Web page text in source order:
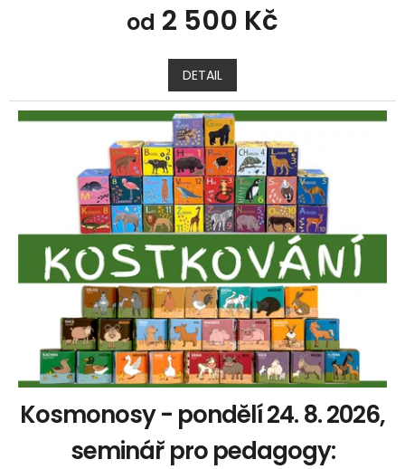
od 2 500 Kč
DETAIL
Kosmonosy - pondělí 24. 8. 2026,
seminář pro pedagogy: